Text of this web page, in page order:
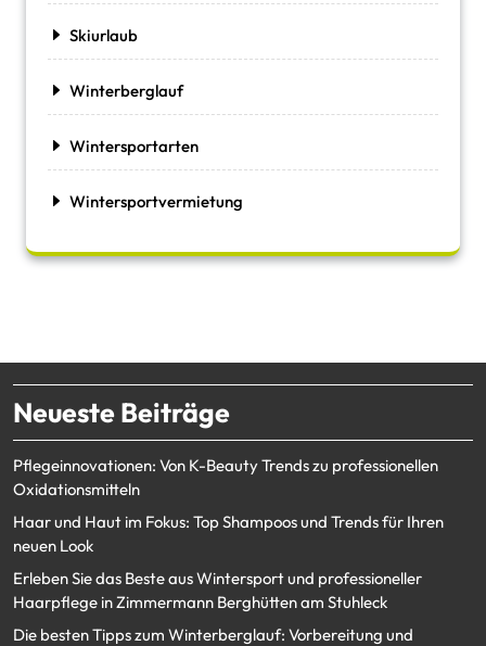
Skiurlaub
Winterberglauf
Wintersportarten
Wintersportvermietung
Neueste Beiträge
Pflegeinnovationen: Von K-Beauty Trends zu professionellen
Oxidationsmitteln
Haar und Haut im Fokus: Top Shampoos und Trends für Ihren
neuen Look
Erleben Sie das Beste aus Wintersport und professioneller
Haarpflege in Zimmermann Berghütten am Stuhleck
Die besten Tipps zum Winterberglauf: Vorbereitung und